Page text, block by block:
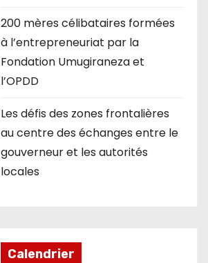
200 mères célibataires formées
à l’entrepreneuriat par la
Fondation Umugiraneza et
l’OPDD
Les défis des zones frontalières
au centre des échanges entre le
gouverneur et les autorités
locales
Calendrier